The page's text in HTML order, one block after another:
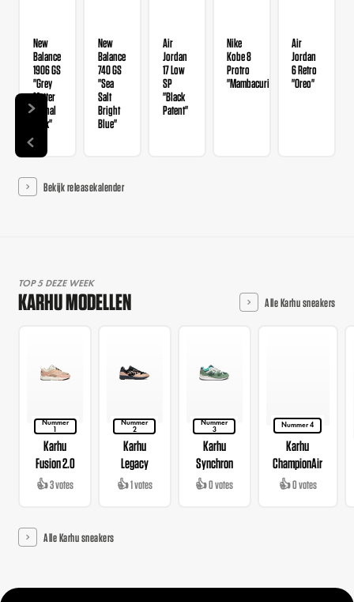
New
Balance
1906 GS
"Grey
Matter
Signal
Pink"
New
Balance
740 GS
"Sea
Salt
Bright
Blue"
Air
Jordan
17 Low
SP
"Black
Patent"
Nike
Kobe 8
Protro
"Mambacurial"
Air
Jordan
6 Retro
"Oreo"
Bekijk releasekalender
TOP 5 DEZE WEEK
KARHU MODELLEN Alle Karhu sneakers
Nummer
1
Karhu
Fusion 2.0
👍 3 votes
Nummer
2
Karhu
Legacy
👍 1 votes
Nummer
3
Karhu
Synchron
👍 0 votes
Nummer 4
Karhu
ChampionAir
👍 0 votes
Alle Karhu sneakers